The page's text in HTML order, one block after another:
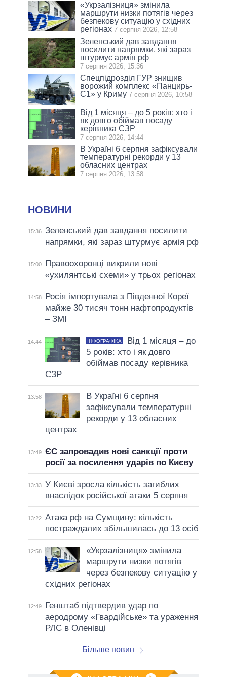
«Укрзалізниця» змінила
маршрути низки потягів через
безпекову ситуацію у східних
регіонах 7 серпня 2026, 12:58
Зеленський дав завдання
посилити напрямки, які зараз
штурмує армія рф
7 серпня 2026, 15:36
Спецпідрозділ ГУР знищив
ворожий комплекс «Панцирь-
С1» у Криму 7 серпня 2026, 10:58
Від 1 місяця – до 5 років: хто і
як довго обіймав посаду
керівника СЗР
7 серпня 2026, 14:44
В Україні 6 серпня зафіксували
температурні рекорди у 13
обласних центрах
7 серпня 2026, 13:58
НОВИНИ
15:36 Зеленський дав завдання посилити
напрямки, які зараз штурмує армія рф
15:00
Правоохоронці викрили нові
«ухилянтські схеми» у трьох регіонах
14:58
Росія імпортувала з Південної Кореї
майже 30 тисяч тонн нафтопродуктів
– ЗМІ
14:44 ІНФОГРАФІКА
Від 1 місяця – до
5 років: хто і як довго
обіймав посаду керівника
СЗР
13:58
В Україні 6 серпня
зафіксували температурні
рекорди у 13 обласних
центрах
13:49 ЄС запровадив нові санкції проти
росії за посилення ударів по Києву
13:33 У Києві зросла кількість загиблих
внаслідок російської атаки 5 серпня
13:22 Атака рф на Сумщину: кількість
постраждалих збільшилась до 13 осіб
12:58
«Укрзалізниця» змінила
маршрути низки потягів
через безпекову ситуацію у
східних регіонах
12:49
Генштаб підтвердив удар по
аеродрому «Гвардійське» та ураження
РЛС в Оленівці
Більше новин